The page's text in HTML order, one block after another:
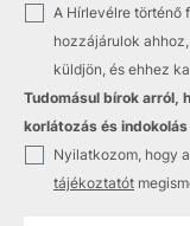
A Hírlevélre történő
hozzájárulok
küldjön, és ehhez
Tudomásul bírok arról,
korlátozás és
Nyilatkozom, hogy
tájékoztatót